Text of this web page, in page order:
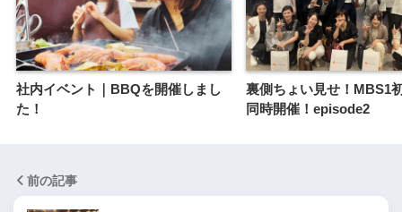
社内イベント｜BBQを開催しまし
た！
裏側ちょい見せ！MBS1
同時開催！episode2
前の記事